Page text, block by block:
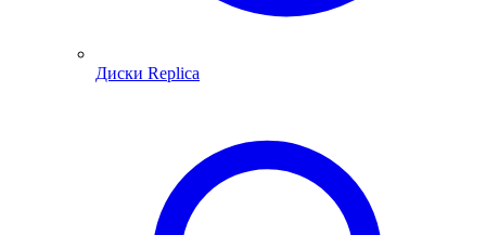
Диски Replica